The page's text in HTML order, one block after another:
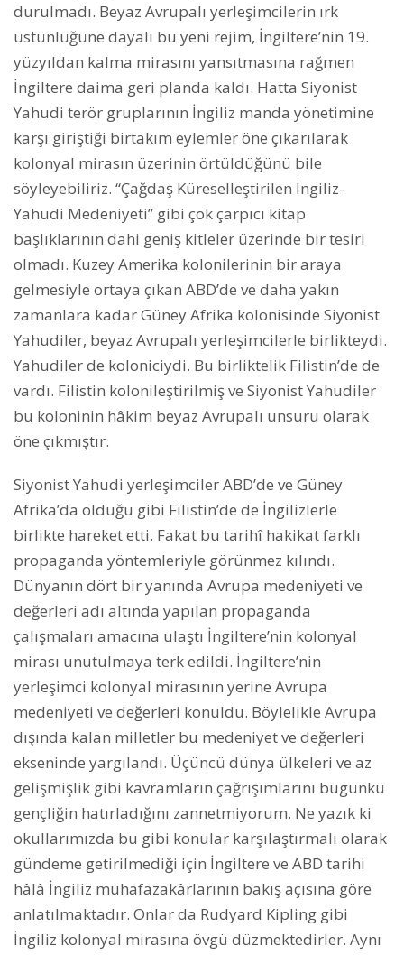
durulmadı. Beyaz Avrupalı yerleşimcilerin ırk
üstünlüğüne dayalı bu yeni rejim, İngiltere’nin 19.
yüzyıldan kalma mirasını yansıtmasına rağmen
İngiltere daima geri planda kaldı. Hatta Siyonist
Yahudi terör gruplarının İngiliz manda yönetimine
karşı giriştiği birtakım eylemler öne çıkarılarak
kolonyal mirasın üzerinin örtüldüğünü bile
söyleyebiliriz. “Çağdaş Küreselleştirilen İngiliz-
Yahudi Medeniyeti” gibi çok çarpıcı kitap
başlıklarının dahi geniş kitleler üzerinde bir tesiri
olmadı. Kuzey Amerika kolonilerinin bir araya
gelmesiyle ortaya çıkan ABD’de ve daha yakın
zamanlara kadar Güney Afrika kolonisinde Siyonist
Yahudiler, beyaz Avrupalı yerleşimcilerle birlikteydi.
Yahudiler de koloniciydi. Bu birliktelik Filistin’de de
vardı. Filistin kolonileştirilmiş ve Siyonist Yahudiler
bu koloninin hâkim beyaz Avrupalı unsuru olarak
öne çıkmıştır.
Siyonist Yahudi yerleşimciler ABD’de ve Güney
Afrika’da olduğu gibi Filistin’de de İngilizlerle
birlikte hareket etti. Fakat bu tarihî hakikat farklı
propaganda yöntemleriyle görünmez kılındı.
Dünyanın dört bir yanında Avrupa medeniyeti ve
değerleri adı altında yapılan propaganda
çalışmaları amacına ulaştı İngiltere’nin kolonyal
mirası unutulmaya terk edildi. İngiltere’nin
yerleşimci kolonyal mirasının yerine Avrupa
medeniyeti ve değerleri konuldu. Böylelikle Avrupa
dışında kalan milletler bu medeniyet ve değerleri
ekseninde yargılandı. Üçüncü dünya ülkeleri ve az
gelişmişlik gibi kavramların çağrışımlarını bugünkü
gençliğin hatırladığını zannetmiyorum. Ne yazık ki
okullarımızda bu gibi konular karşılaştırmalı olarak
gündeme getirilmediği için İngiltere ve ABD tarihi
hâlâ İngiliz muhafazakârlarının bakış açısına göre
anlatılmaktadır. Onlar da Rudyard Kipling gibi
İngiliz kolonyal mirasına övgü düzmektedirler. Aynı